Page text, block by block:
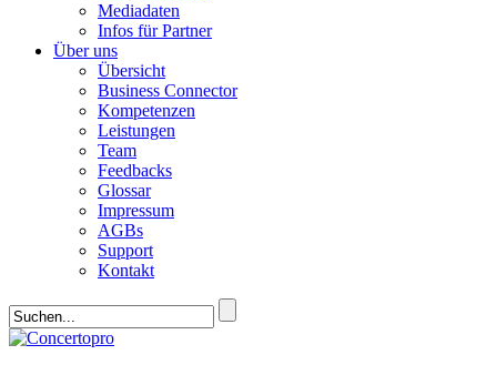
Mediadaten
Infos für Partner
Über uns
Übersicht
Business Connector
Kompetenzen
Leistungen
Team
Feedbacks
Glossar
Impressum
AGBs
Support
Kontakt